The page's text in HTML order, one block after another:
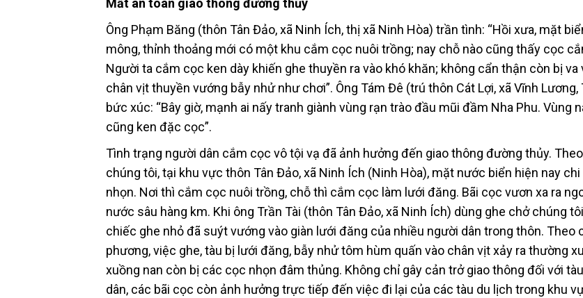
Mất an toàn giao thông đường thủy
Ông Phạm Băng (thôn Tân Đảo, xã Ninh Ích, thị xã Ninh Hòa) trần tình: “Hồi xưa, mặt
mông, thỉnh thoảng mới có một khu cắm cọc nuôi trồng; nay chỗ nào cũng thấy cọc
Người ta cắm cọc ken dày khiến ghe thuyền ra vào khó khăn; không cẩn thận còn bị va
chân vịt thuyền vướng bẫy nhử như chơi”. Ông Tám Đê (trú thôn Cát Lợi, xã Vĩnh Lương,
bức xúc: “Bây giờ, mạnh ai nấy tranh giành vùng rạn trào đầu mũi đầm Nha Phu. Vùng
cũng ken đặc cọc”.
Tình trạng người dân cắm cọc vô tội vạ đã ảnh hưởng đến giao thông đường thủy.
chúng tôi, tại khu vực thôn Tân Đảo, xã Ninh Ích (Ninh Hòa), mặt nước biển hiện nay
nhọn. Nơi thì cắm cọc nuôi trồng, chỗ thì cắm cọc làm lưới đăng. Bãi cọc vươn xa ra
nước sâu hàng km. Khi ông Trần Tài (thôn Tân Đảo, xã Ninh Ích) dùng ghe chở chúng
chiếc ghe nhỏ đã suýt vướng vào giàn lưới đăng của nhiều người dân trong thôn. Theo
phương, việc ghe, tàu bị lưới đăng, bẫy nhử tôm hùm quấn vào chân vịt xảy ra thường
xuồng nan còn bị các cọc nhọn đâm thủng. Không chỉ gây cản trở giao thông đối với
dân, các bãi cọc còn ảnh hưởng trực tiếp đến việc đi lại của các tàu du lịch trong khu